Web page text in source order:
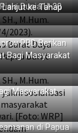
Dunia U-20
ke Tahap
PBD Berikan
Bagi Masyarakat
Masyarakat
di Papua